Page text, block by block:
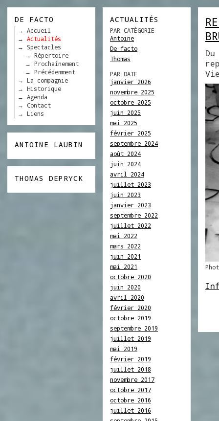
DE FACTO
Accueil
Actualités
Spectacles
Répertoire
Prochainement
Précédemment
La compagnie
Historique
Agenda
Contact
Liens
ANTOINE LAUBIN
THOMAS DEPRYCK
ACTUALITÉS
PAR CATÉGORIE
Antoine
De facto
Thomas
PAR DATE
janvier 2026
novembre 2025
octobre 2025
juin 2025
mai 2025
février 2025
septembre 2024
août 2024
juin 2024
avril 2024
juillet 2023
juin 2023
janvier 2023
septembre 2022
juillet 2022
mai 2022
mars 2022
juin 2021
mai 2021
octobre 2020
juin 2020
avril 2020
février 2020
octobre 2019
septembre 2019
juillet 2019
mai 2019
février 2019
juillet 2018
novembre 2017
octobre 2017
octobre 2016
juillet 2016